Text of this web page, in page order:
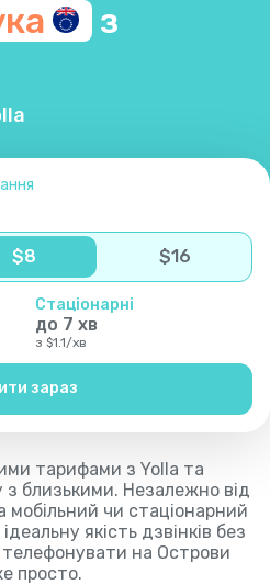
з
$8 $16
Стаціонарні
до 7 хв
з $1.1/хв
зараз
тарифами з Yolla та
з близькими. Незалежно від
мобільний чи стаціонарний
якість дзвінків без
на Острови
просто.